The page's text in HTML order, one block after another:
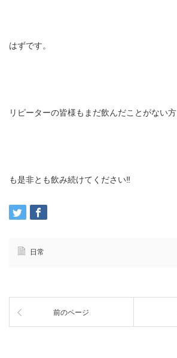
はずです。
リピーターの皆様もまだ飲んだことがない方
も是非とも飲み続けてください‼️
日常
前のページ